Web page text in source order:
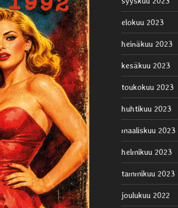
elokuu 2023
heinäkuu 2023
kesäkuu 2023
toukokuu 2023
huhtikuu 2023
maaliskuu 2023
helmikuu 2023
tammikuu 2023
joulukuu 2022